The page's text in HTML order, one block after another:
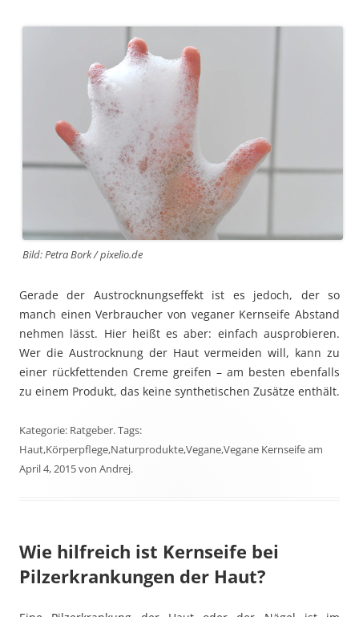
Bild: Petra Bork / pixelio.de
Gerade der Austrocknungseffekt ist es jedoch, der so
manch einen Verbraucher von veganer Kernseife Abstand
nehmen lässt. Hier heißt es aber: einfach ausprobieren.
Wer die Austrocknung der Haut vermeiden will, kann zu
einer rückfettenden Creme greifen – am besten ebenfalls
zu einem Produkt, das keine synthetischen Zusätze enthält.
Kategorie: Ratgeber. Tags:
Haut,Körperpflege,Naturprodukte,Vegane,Vegane Kernseifeam
April 4, 2015von Andrej.
Wie hilfreich ist Kernseife bei
Pilzerkrankungen der Haut?